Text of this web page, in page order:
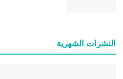
النشرات الشهریة